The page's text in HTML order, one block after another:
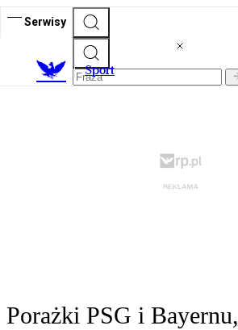
Serwisy
Sport
Porażki PSG i Bayernu,